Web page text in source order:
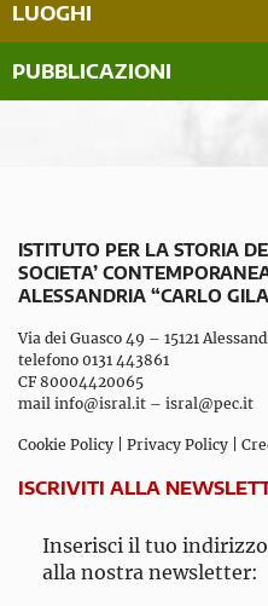
LUOGHI
PUBBLICAZIONI
ISTITUTO PER LA STORIA
SOCIETA’
ALESSANDRIA “CARLO
Via dei Guasco 49 – 15121
telefono 0131 443861
CF 80004420065
mail info@isral.it – isral@pec.it
Cookie Policy Privacy Policy
ISCRIVITI ALLA
Inserisci il tuo
alla nostra newsletter: